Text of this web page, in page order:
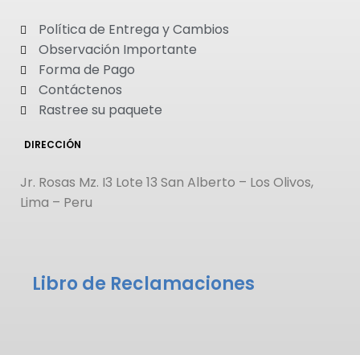
Política de Entrega y Cambios
Observación Importante
Forma de Pago
Contáctenos
Rastree su paquete
DIRECCIÓN
Jr. Rosas Mz. I3 Lote 13 San Alberto – Los Olivos,
Lima – Peru
Libro de Reclamaciones